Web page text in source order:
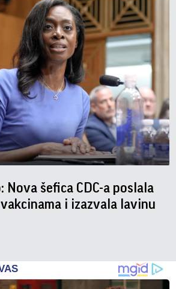
Nova šefica CDC-a poslala
i izazvala lavinu